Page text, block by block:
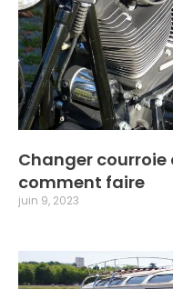
Changer courroie
comment faire
juin 9, 2023